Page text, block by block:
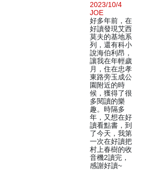
2023/10/4
JOE
好多年前，在
好讀發現艾西
莫夫的基地系
列，還有科小
說海伯利昂，
讓我在年輕歲
月，住在忠孝
東路旁玉成公
園附近的時
候，獲得了很
多閱讀的樂
趣。時隔多
年，又想在好
讀看點書，到
了今天，我第
一次在好讀把
村上春樹的收
音機2讀完，
感謝好讀~